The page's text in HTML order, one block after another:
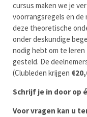
cursus maken we je
voorrangsregels en de
deze theoretische
onder deskundige
nodig hebt om te
gesteld. De
(Clubleden krijgen €
Schrijf je in door op
Voor vragen kan u